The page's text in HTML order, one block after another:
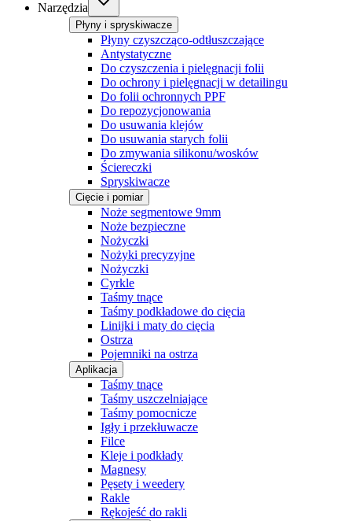
Narzędzia
Płyny i spryskiwacze
Płyny czyszcząco-odtłuszczające
Antystatyczne
Do czyszczenia i pielęgnacji folii
Do ochrony i pielęgnacji w detailingu
Do folii ochronnych PPF
Do repozycjonowania
Do usuwania klejów
Do usuwania starych folii
Do zmywania silikonu/wosków
Ściereczki
Spryskiwacze
Cięcie i pomiar
Noże segmentowe 9mm
Noże bezpieczne
Nożyczki
Nożyki precyzyjne
Nożyczki
Cyrkle
Taśmy tnące
Taśmy podkładowe do cięcia
Linijki i maty do cięcia
Ostrza
Pojemniki na ostrza
Aplikacja
Taśmy tnące
Taśmy uszczelniające
Taśmy pomocnicze
Igły i przekłuwacze
Filce
Kleje i podkłady
Magnesy
Pęsety i weedery
Rakle
Rękojeść do rakli